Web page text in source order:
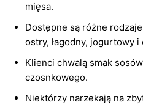
mięsa.
Dostępne są różne
ostry, łagodny, jogurtowy i
Klienci chwalą smak
czosnkowego.
Niektórzy narzekają na